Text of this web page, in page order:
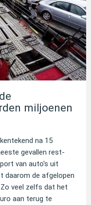
miljoenen
na 15
gevallen rest-
van auto's uit
daarom de afgelopen
veel zelfs dat het
aan terug te